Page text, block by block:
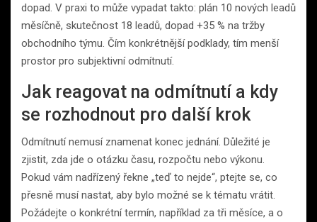
dopad. V praxi to může vypadat takto: plán 10 nových leadů
měsíčně, skutečnost 18 leadů, dopad +35 % na tržby
obchodního týmu. Čím konkrétnější podklady, tím menší
prostor pro subjektivní odmítnutí.
Jak reagovat na odmítnutí a kdy
se rozhodnout pro další krok
Odmítnutí nemusí znamenat konec jednání. Důležité je
zjistit, zda jde o otázku času, rozpočtu nebo výkonu.
Pokud vám nadřízený řekne „teď to nejde“, ptejte se, co
přesně musí nastat, aby bylo možné se k tématu vrátit.
Požádejte o konkrétní termín, například za tři měsíce, a o